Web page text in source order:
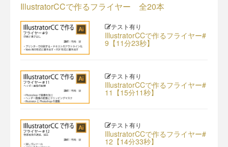
IllustratorCCで作るフライヤー 全20本
テスト有り
IllustratorCCで作るフライヤー#
9【11分23秒】
テスト有り
IllustratorCCで作るフライヤー#
11【15分11秒】
テスト有り
IllustratorCCで作るフライヤー#
12【14分33秒】